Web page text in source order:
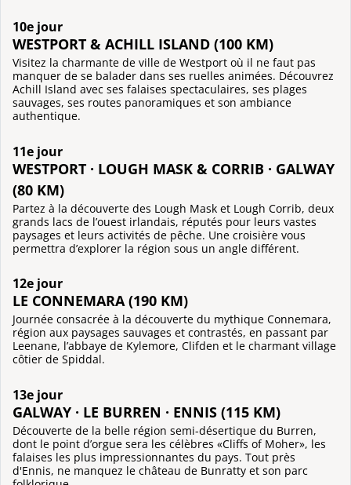
10e jour
WESTPORT & ACHILL ISLAND (100 KM)
Visitez la charmante de ville de Westport où il ne faut pas
manquer de se balader dans ses ruelles animées. Découvrez
Achill Island avec ses falaises spectaculaires, ses plages
sauvages, ses routes panoramiques et son ambiance
authentique.
11e jour
WESTPORT · LOUGH MASK & CORRIB · GALWAY
(80 KM)
Partez à la découverte des Lough Mask et Lough Corrib, deux
grands lacs de l’ouest irlandais, réputés pour leurs vastes
paysages et leurs activités de pêche. Une croisière vous
permettra d’explorer la région sous un angle différent.
12e jour
LE CONNEMARA (190 KM)
Journée consacrée à la découverte du mythique Connemara,
région aux paysages sauvages et contrastés, en passant par
Leenane, l’abbaye de Kylemore, Clifden et le charmant village
côtier de Spiddal.
13e jour
GALWAY · LE BURREN · ENNIS (115 KM)
Découverte de la belle région semi-désertique du Burren,
dont le point d’orgue sera les célèbres «Cliffs of Moher», les
falaises les plus impressionnantes du pays. Tout près
d'Ennis, ne manquez le château de Bunratty et son parc